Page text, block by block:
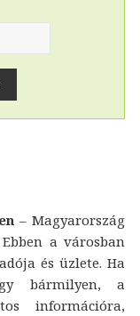
– Magyarország
a városban
és üzlete. Ha
bármilyen, a
információra,